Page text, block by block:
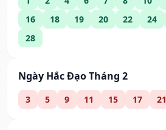
16
18 19 20 22 24
28
Ngày Hắc Đạo Tháng 2
3 5 9 11 15 17 21